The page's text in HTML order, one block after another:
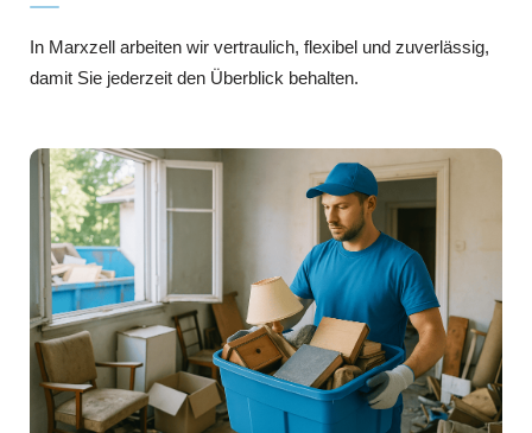
In Marxzell arbeiten wir vertraulich, flexibel und zuverlässig,
damit Sie jederzeit den Überblick behalten.